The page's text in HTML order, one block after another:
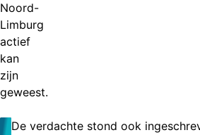
Noord-
Limburg
actief
kan
zijn
geweest.
De verdachte stond ook